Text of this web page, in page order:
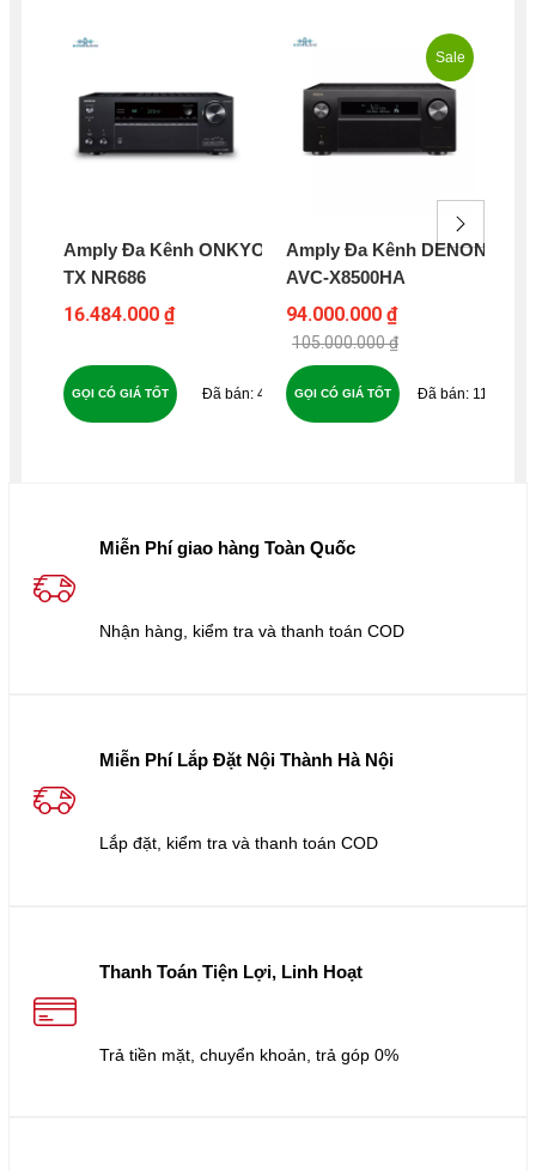
Amply Đa Kênh ONKYO
TX NR686
16.484.000 ₫
49
GỌI CÓ GIÁ TỐT
Sale
Amply Đa Kênh DENON
AVC-X8500HA
94.000.000 ₫
105.000.000 ₫
118
GỌI CÓ GIÁ TỐT
Miễn Phí giao hàng Toàn Quốc
Nhận hàng, kiểm tra và thanh toán COD
Miễn Phí Lắp Đặt Nội Thành Hà Nội
Lắp đặt, kiểm tra và thanh toán COD
Thanh Toán Tiện Lợi, Linh Hoạt
Trả tiền mặt, chuyển khoản, trả góp 0%